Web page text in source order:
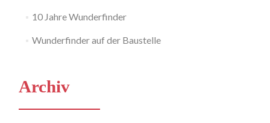
10 Jahre Wunderfinder
Wunderfinder auf der Baustelle
Archiv